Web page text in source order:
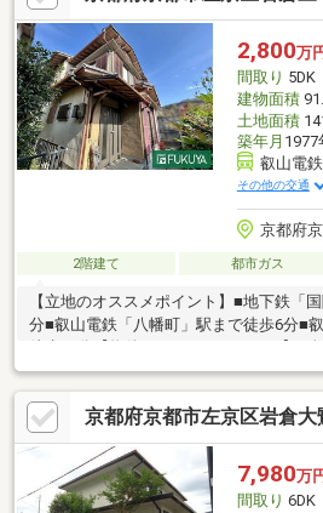
す！左京区物件情報 常時４００件以上
ト」で、今すぐ検索！是非ご活用下さいま
2,800万
間取り 5DK
建物面積
土地面積
築年月 1977
叡山電
その他の交通
京都府
2階建て 都市ガス
【立地のオススメポイント】■地下鉄「
分■叡山電鉄「八幡町」駅まで徒歩6分■
ある間取りです■収納スペースございま
ざいます■駐車スペースございます※まず
せ！
京都府京都市左京区岩倉
7,980万
間取り 6DK